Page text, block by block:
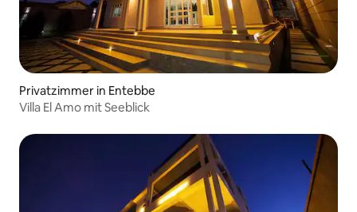
Privatzimmer in Entebbe
Villa El Amo mit Seeblick